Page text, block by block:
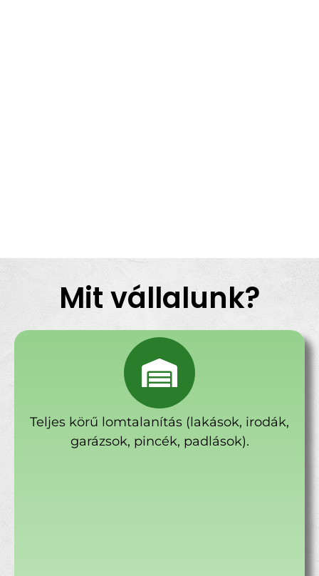
Mit vállalunk?
Teljes körű lomtalanítás (lakások, irodák,
garázsok, pincék, padlások).